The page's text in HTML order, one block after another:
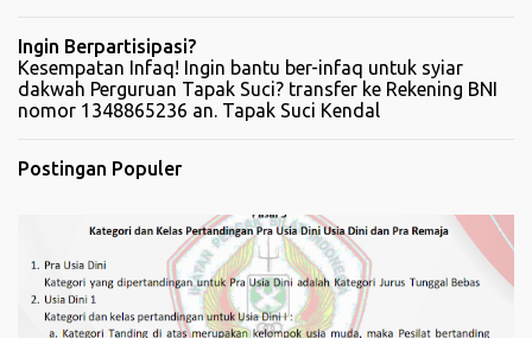
Ingin Berpartisipasi?
Kesempatan Infaq! Ingin bantu ber-infaq untuk syiar
dakwah Perguruan Tapak Suci? transfer ke Rekening BNI
nomor 1348865236 an. Tapak Suci Kendal
Postingan Populer